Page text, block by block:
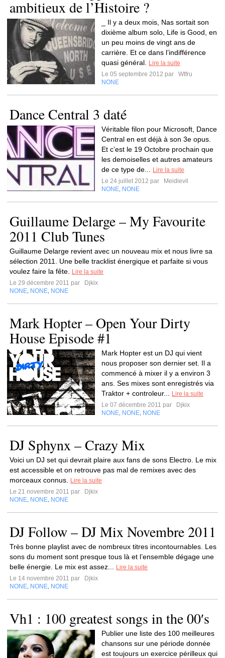
ambitieux de l’Histoire ?
_ Il y a deux mois, Nas sortait son
dixième album solo, Life is Good, en
un peu moins de vingt ans de
carrière. Et ce dans l’indifférence
quasi général.
Lire la suite
Le 05 septembre 2012 par
Wtfru
NONE
Dance Central 3 daté
Véritable filon pour Microsoft, Dance
Central en est déjà à son 3e opus.
Et c’est le 19 Octobre prochain que
les demoiselles et autres amateurs
de ce type de...
Lire la suite
Le 24 juillet 2012 par
Meidievil
NONE NONE
Guillaume Delarge – My Favourite
2011 Club Tunes
Guillaume Delarge revient avec un nouveau mix et nous livre sa
sélection 2011. Une belle tracklist énergique et parfaite si vous
voulez faire la fête.
Lire la suite
Le 29 décembre 2011 par
Djkix
NONE NONE NONE
Mark Hopter – Open Your Dirty
House Episode #1
Mark Hopter est un DJ qui vient
nous proposer son dernier set. Il a
commencé à mixer il y a environ 3
ans. Ses mixes sont enregistrés via
Traktor + controleur...
Lire la suite
Le 07 décembre 2011 par
Djkix
NONE NONE NONE
DJ Sphynx – Crazy Mix
Voici un DJ set qui devrait plaire aux fans de sons Electro. Le mix
est accessible et on retrouve pas mal de remixes avec des
morceaux connus.
Lire la suite
Le 21 novembre 2011 par
Djkix
NONE NONE NONE
DJ Follow – DJ Mix Novembre 2011
Très bonne playlist avec de nombreux titres incontournables. Les
sons du moment sont presque tous là et l’ensemble dégage une
belle énergie. Le mix est assez...
Lire la suite
Le 14 novembre 2011 par
Djkix
NONE NONE NONE
Vh1 : 100 greatest songs in the 00′s
Publier une liste des 100 meilleures
chansons sur une période donnée
est toujours un exercice périlleux qui